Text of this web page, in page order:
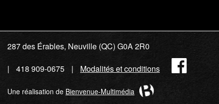
287 des Érables, Neuville (QC) G0A 2R0
418 909-0675
Modalités et conditions
Une réalisation de Bienvenue-Multimédia